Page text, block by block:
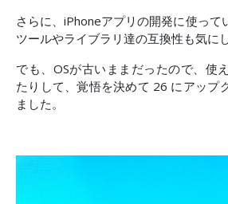
さらに、iPhoneアプリの開発に使って
ツールやライブラリ達の互換性も気に
でも、OSが古いままだったので、使
たりして、覚悟を決めて 26 にアップ
ました。